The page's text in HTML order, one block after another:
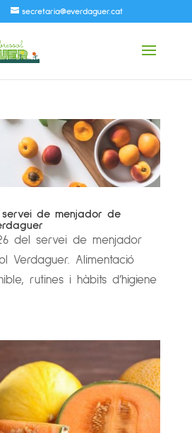
secretaria@everdaguer.cat
servei de menjador de
del servei de menjador
Verdaguer. Alimentació
rutines i hàbits d’higiene